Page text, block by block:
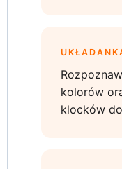
kolorów
klocków